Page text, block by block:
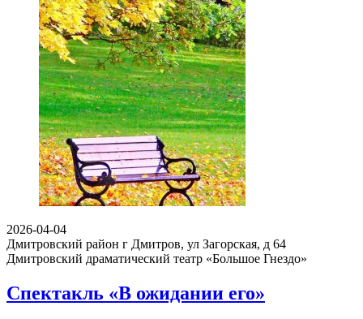
2026-04-04
Дмитровский район г Дмитров, ул Загорская, д 64
Дмитровский драматический театр «Большое Гнездо»
Спектакль «В ожидании его»